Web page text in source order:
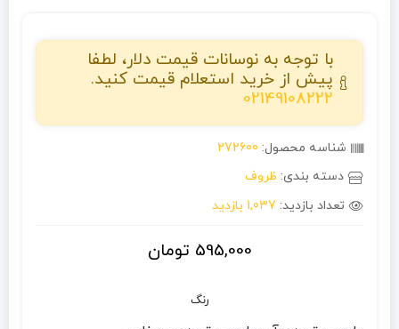
با توجه به نوسانات قیمت دلار، لطفا
پیش از خرید استعلام قیمت کنید.
02149108222
شناسه محصول: 272600
دسته بندی: ظروف
تعداد بازدید: 1,037 بازدید
595,000 تومان
رنگ